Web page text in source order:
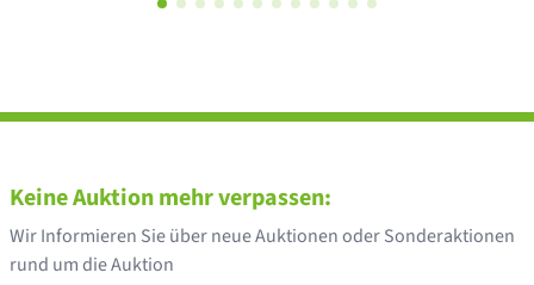
Keine Auktion mehr verpassen:
Wir Informieren Sie über neue Auktionen oder Sonderaktionen
rund um die Auktion